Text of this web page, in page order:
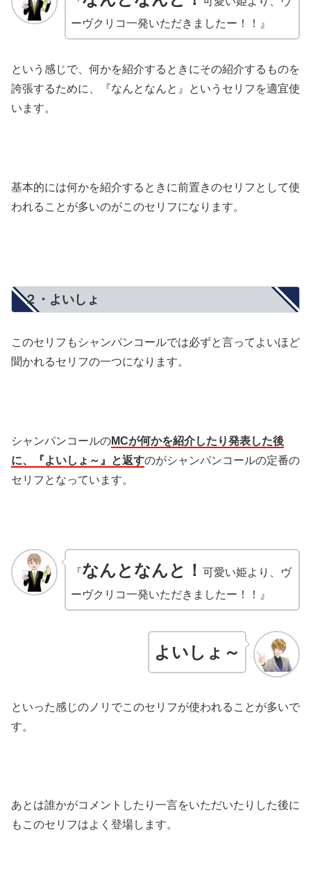
ーヴクリコ一発いただきましたー！！』
という感じで、何かを紹介するときにその紹介するものを
誇張するために、『なんとなんと』というセリフを適宜使
います。
基本的には何かを紹介するときに前置きのセリフとして使
われることが多いのがこのセリフになります。
２・よいしょ
このセリフもシャンパンコールでは必ずと言ってよいほど
聞かれるセリフの一つになります。
シャンパンコールのMCが何かを紹介したり発表した後
に、『よいしょ～』と返すのがシャンパンコールの定番の
セリフとなっています。
『なんとなんと！ 可愛い姫より、ヴ
ーヴクリコ一発いただきましたー！！』
よいしょ～
といった感じのノリでこのセリフが使われることが多いで
す。
あとは誰かがコメントしたり一言をいただいたりした後に
もこのセリフはよく登場します。